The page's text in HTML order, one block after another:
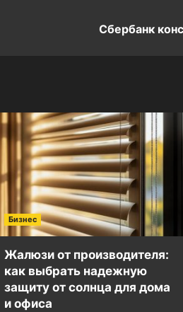
Сбербанк
Бизнес
Жалюзи от производителя:
как выбрать надежную
защиту от солнца для дома
и офиса